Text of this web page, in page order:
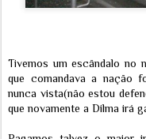
Tivemos um escândalo no
que comandava a nação
nunca vista(não estou
que novamente a Dilma irá